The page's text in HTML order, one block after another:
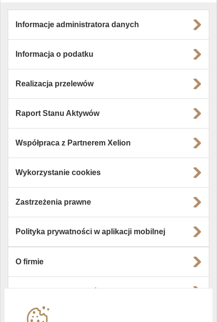
Informacje administratora danych
Informacja o podatku
Realizacja przelewów
Raport Stanu Aktywów
Współpraca z Partnerem Xelion
Wykorzystanie cookies
Zastrzeżenia prawne
Polityka prywatności w aplikacji mobilnej
O firmie